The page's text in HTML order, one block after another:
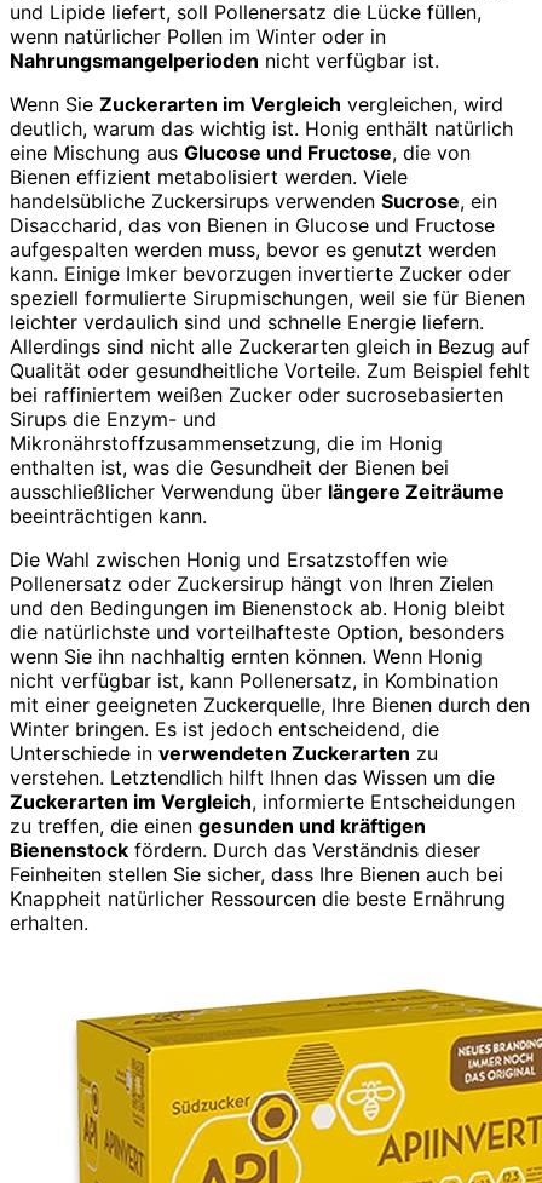
und Lipide liefert, soll Pollenersatz die Lücke füllen,
wenn natürlicher Pollen im Winter oder in
Nahrungsmangelperioden nicht verfügbar ist.
Wenn Sie Zuckerarten im Vergleich vergleichen, wird
deutlich, warum das wichtig ist. Honig enthält natürlich
eine Mischung aus Glucose und Fructose, die von
Bienen effizient metabolisiert werden. Viele
handelsübliche Zuckersirups verwenden Sucrose, ein
Disaccharid, das von Bienen in Glucose und Fructose
aufgespalten werden muss, bevor es genutzt werden
kann. Einige Imker bevorzugen invertierte Zucker oder
speziell formulierte Sirupmischungen, weil sie für Bienen
leichter verdaulich sind und schnelle Energie liefern.
Allerdings sind nicht alle Zuckerarten gleich in Bezug auf
Qualität oder gesundheitliche Vorteile. Zum Beispiel fehlt
bei raffiniertem weißen Zucker oder sucrosebasierten
Sirups die Enzym- und
Mikronährstoffzusammensetzung, die im Honig
enthalten ist, was die Gesundheit der Bienen bei
ausschließlicher Verwendung über längere Zeiträume
beeinträchtigen kann.
Die Wahl zwischen Honig und Ersatzstoffen wie
Pollenersatz oder Zuckersirup hängt von Ihren Zielen
und den Bedingungen im Bienenstock ab. Honig bleibt
die natürlichste und vorteilhafteste Option, besonders
wenn Sie ihn nachhaltig ernten können. Wenn Honig
nicht verfügbar ist, kann Pollenersatz, in Kombination
mit einer geeigneten Zuckerquelle, Ihre Bienen durch den
Winter bringen. Es ist jedoch entscheidend, die
Unterschiede in verwendeten Zuckerarten zu
verstehen. Letztendlich hilft Ihnen das Wissen um die
Zuckerarten im Vergleich, informierte Entscheidungen
zu treffen, die einen gesunden und kräftigen
Bienenstock fördern. Durch das Verständnis dieser
Feinheiten stellen Sie sicher, dass Ihre Bienen auch bei
Knappheit natürlicher Ressourcen die beste Ernährung
erhalten.